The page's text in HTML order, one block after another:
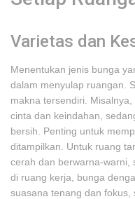
Varietas dan
Menentukan jenis bunga
dalam menyulap ruangan.
makna tersendiri.
cinta dan keindahan,
bersih. Penting untuk
ditampilkan. Untuk ruang
cerah dan berwarna-warni,
di ruang kerja, bunga
suasana tenang dan fokus,